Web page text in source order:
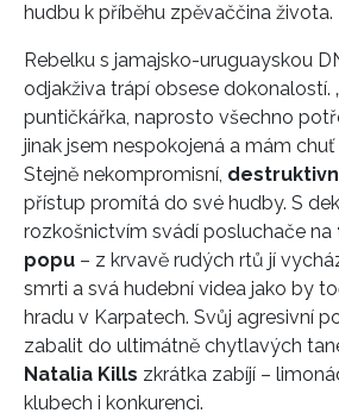
hudbu k příběhu zpěvaččina života.
Rebelku s jamajsko-uruguayskou
odjakživa trápí obsese dokonalostí.
puntičkářka, naprosto všechno
jinak jsem nespokojená a mám chuť
Stejně nekompromisní,
přístup promítá do své hudby. S
rozkošnictvím svádí posluchače na
popu – z krvavě rudých rtů jí
smrti a svá hudební videa jako by
hradu v Karpatech. Svůj agresivní
zabalit do ultimátně chytlavých
Natalia Kills zkrátka zabíjí –
klubech i konkurenci.